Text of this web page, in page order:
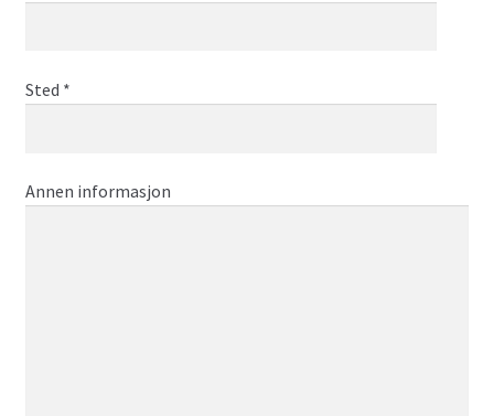
Sted *
Annen informasjon